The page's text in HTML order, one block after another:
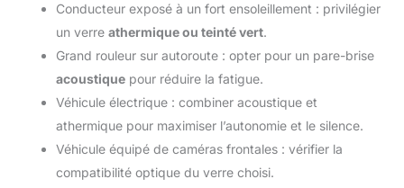
Conducteur exposé à un fort ensoleillement : privilégier
un verre athermique ou teinté vert.
Grand rouleur sur autoroute : opter pour un pare-brise
acoustique pour réduire la fatigue.
Véhicule électrique : combiner acoustique et
athermique pour maximiser l’autonomie et le silence.
Véhicule équipé de caméras frontales : vérifier la
compatibilité optique du verre choisi.